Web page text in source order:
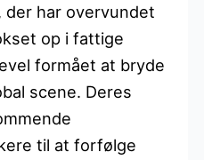
der har overvundet
op i fattige
formået at bryde
scene. Deres
til at forfølge